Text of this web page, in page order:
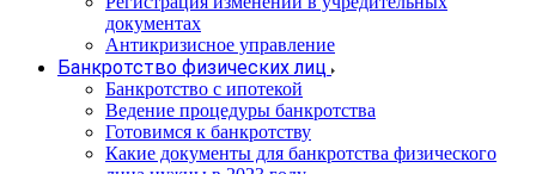
документах
Антикризисное управление
Банкротство физических лиц
Банкротство с ипотекой
Ведение процедуры банкротства
Готовимся к банкротству
Какие документы для банкротства физического